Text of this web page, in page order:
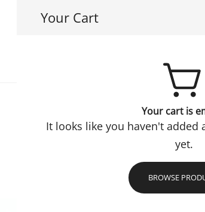
Your Cart
Your cart is
It looks like you haven't added
yet.
BROWSE